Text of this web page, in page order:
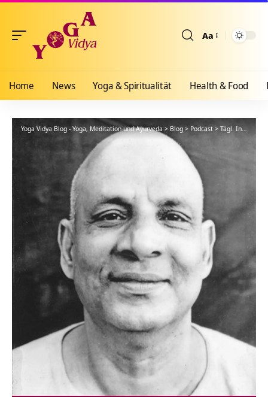
Aa
Home News Yoga & Spiritualität Health & Food
Yoga Vidya Blog - Yoga, Meditation und Ayurveda > Blog > Podcast > Tägl. Inspiration